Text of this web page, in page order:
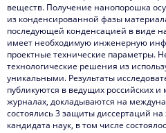
веществ. Получение нанопорошка
из конденсированной фазы
последующей конденсацией в виде
имеет необходимую инженерную
проектные технические параметры.
технологические решения из
уникальными. Результаты
публикуются в ведущих российских
журналах, докладываются на
состоялись 3 защиты диссертаций
кандидата наук, в том числе